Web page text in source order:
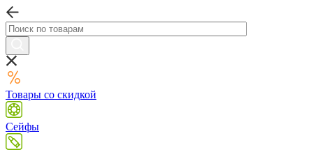
Товары со скидкой
Сейфы